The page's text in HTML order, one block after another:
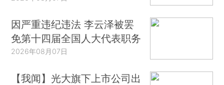
因严重违纪违法 李云泽被罢
免第十四届全国人大代表职务
2026年08月07日
【我闻】光大旗下上市公司出